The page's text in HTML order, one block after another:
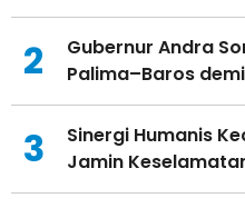
2
Gubernur Andra
Palima–Baros
3
Sinergi Humanis
Jamin